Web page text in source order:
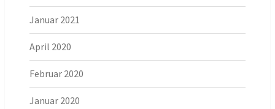
Januar 2021
April 2020
Februar 2020
Januar 2020